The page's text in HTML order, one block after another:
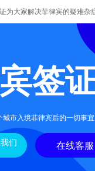
为大家解决菲律宾的疑难杂
签
城市入境菲律宾后的一切事
们 在线客服